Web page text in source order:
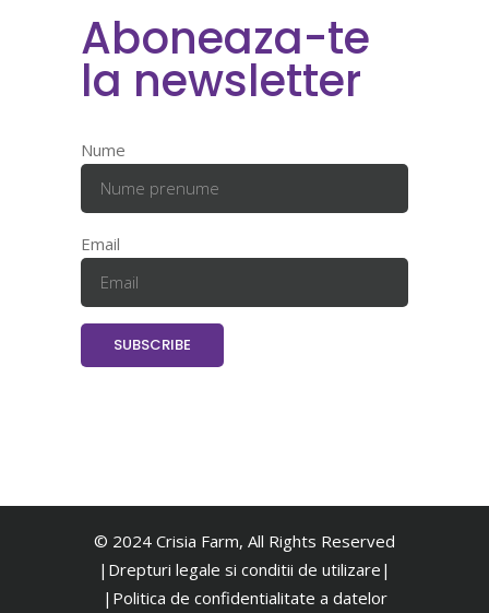
Aboneaza-te
la newsletter
Nume
Email
© 2024 Crisia Farm, All Rights Reserved
|Drepturi legale si conditii de utilizare|
| Politica de confidentialitate a datelor